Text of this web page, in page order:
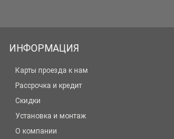
ИНФОРМАЦИЯ
Карты проезда к нам
Рассрочка и кредит
Скидки
Установка и монтаж
О компании